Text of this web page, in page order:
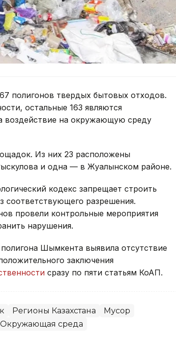
полигонов твердых бытовых отходов.
остальные 163 являются
на окружающую среду
Из них 23 расположены
и одна — в Жуалынском районе.
кодекс запрещает строить
соответствующего разрешения.
провели контрольные мероприятия
нарушения.
Шымкента выявила отсутствие
заключения
сразу по пяти статьям КоАП.
Регионы Казахстана
Мусор
Окружающая среда